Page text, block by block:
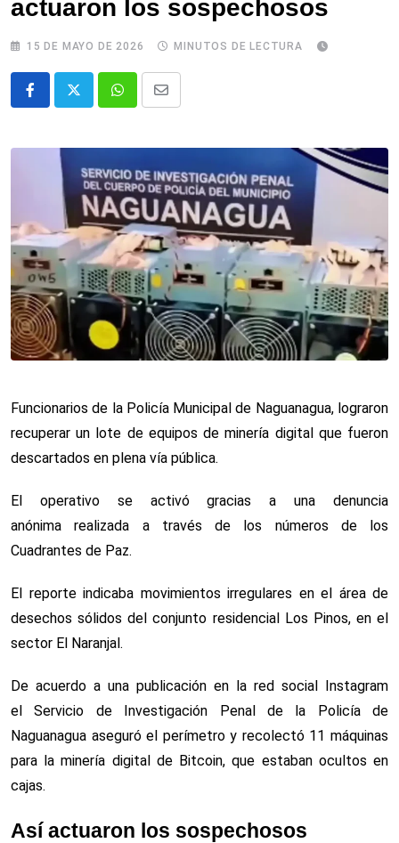
actuaron los sospechosos
15 DE MAYO DE 2026 MINUTOS DE LECTURA
WhatsappComparte
email
Funcionarios de la Policía Municipal de Naguanagua, lograron
recuperar un lote de equipos de minería digital que fueron
descartados en plena vía pública.
El operativo se activó gracias a una denuncia
anónima realizada a través de los números de los
Cuadrantes de Paz.
El reporte indicaba movimientos irregulares en el área de
desechos sólidos del conjunto residencial Los Pinos, en el
sector El Naranjal.
De acuerdo a una publicación en la red social Instagram
el Servicio de Investigación Penal de la Policía de
Naguanagua aseguró el perímetro y recolectó 11 máquinas
para la minería digital de Bitcoin, que estaban ocultos en
cajas.
Así actuaron los sospechosos